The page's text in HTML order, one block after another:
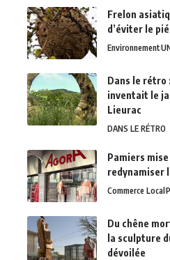
Frelon
d’éviter le
Environnement
Dans le rétro
inventait le
Lieurac
DANS LE RÉTRO
Pamiers
redynamiser
Commerce Local
Du chêne
la sculpture
dévoilée